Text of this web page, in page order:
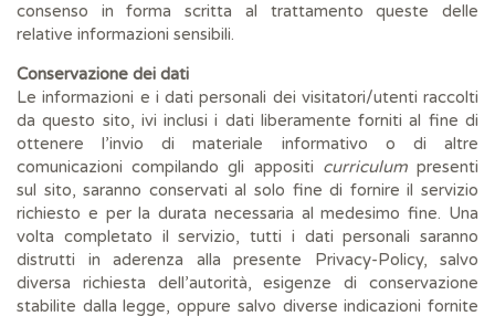
consenso in forma scritta al trattamento queste delle
relative informazioni sensibili.
Conservazione dei dati
Le informazioni e i dati personali dei visitatori/utenti raccolti
da questo sito, ivi inclusi i dati liberamente forniti al fine di
ottenere l’invio di materiale informativo o di altre
comunicazioni compilando gli appositi curriculumpresenti
sul sito, saranno conservati al solo fine di fornire il servizio
richiesto e per la durata necessaria al medesimo fine. Una
volta completato il servizio, tutti i dati personali saranno
distrutti in aderenza alla presente Privacy-Policy, salvo
diversa richiesta dell’autorità, esigenze di conservazione
stabilite dalla legge, oppure salvo diverse indicazioni fornite